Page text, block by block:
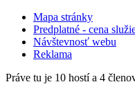
Mapa stránky
Predplatné - cena
Návštevnosť webu
Reklama
Práve tu je 10 hostí a 4